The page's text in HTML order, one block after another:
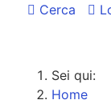
Cerca
Sei qui:
Home